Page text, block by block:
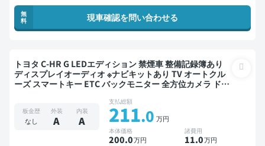
無
料
現車確認を問い合わせる
トヨタ C-HR G LEDエディション 禁煙車 整備記録簿あり
ディスプレイオーディオ ※ナビキットあり TV オートクル
ーズ スマートキー ETC バックモニター 全方位カメラ ドラ
板金歴
なし
外装
A
内装
A
支払総額
211.0 万円
本体価格
200.0万円
諸費用
11.0万円